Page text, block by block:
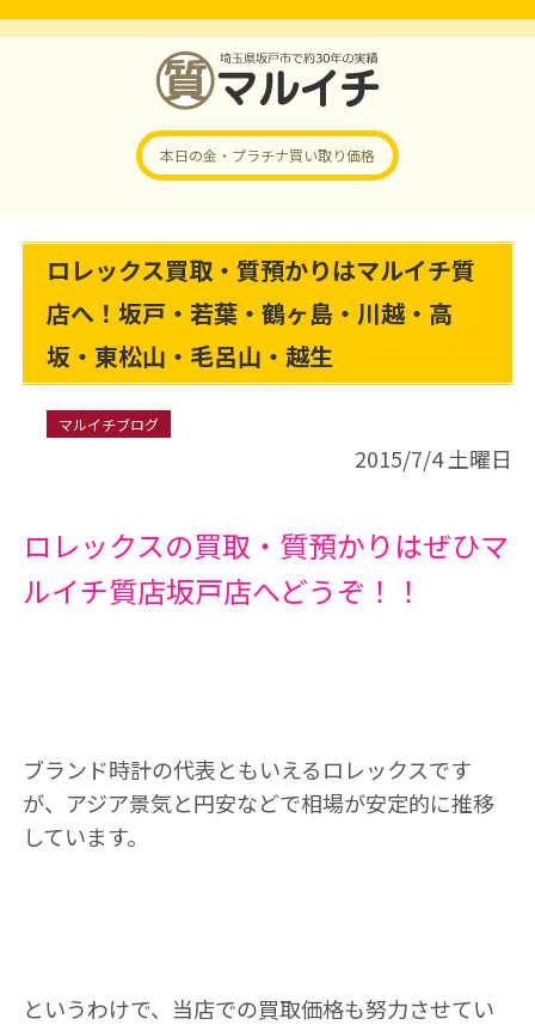
本日の金・プラチナ買い取り価格
ロレックス買取・質預かりはマルイチ質
店へ！坂戸・若葉・鶴ヶ島・川越・高
坂・東松山・毛呂山・越生
マルイチブログ
2015/7/4 土曜日
ロレックスの買取・質預かりはぜひマ
ルイチ質店坂戸店へどうぞ！！
ブランド時計の代表ともいえるロレックスです
が、アジア景気と円安などで相場が安定的に推移
しています。
というわけで、当店での買取価格も努力させてい